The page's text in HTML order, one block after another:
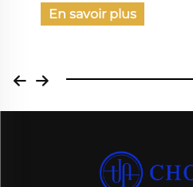
En savoir plus